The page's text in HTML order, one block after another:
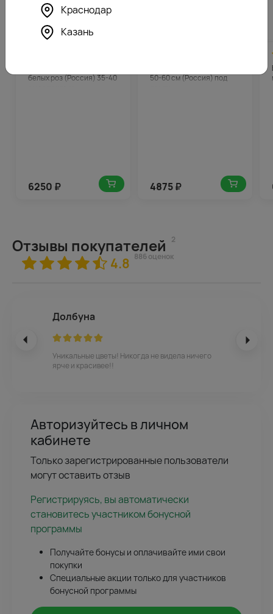
Похожие товары
белых роз (Россия) 35-40
6250 ₽
50-60 см (Россия) под
4875₽
Отзывы покупателей 2
4.8 886 оценок
Долбуна
Уникальные цветы! Никогда не видела ничего
ярче и красивее!!
Авторизуйтесь в личном
кабинете
Только зарегистрированные пользователи
могут оставить отзыв
Регистрируясь, вы автоматически
становитесь участником бонусной
программы
Получайте бонусы и оплачивайте ими свои
покупки
Специальные акции только для участников
бонусной программы
Краснодар
Казань